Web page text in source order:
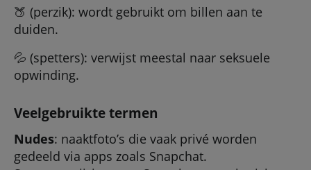
🍑 (perzik): wordt gebruikt om billen aan te
duiden.
💦 (spetters): verwijst meestal naar seksuele
opwinding.
Veelgebruikte termen
Nudes: naaktfoto’s die vaak privé worden
gedeeld via apps zoals Snapchat.